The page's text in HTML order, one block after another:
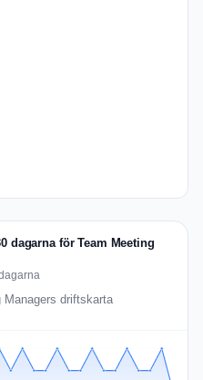
dagarna för Team Meeting
Managers driftskarta